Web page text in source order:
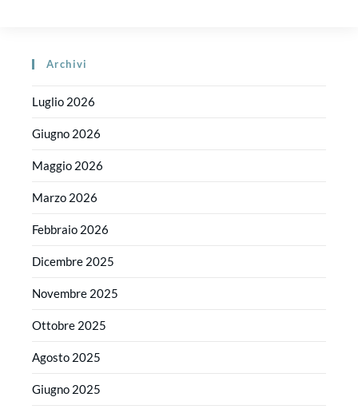
Archivi
Luglio 2026
Giugno 2026
Maggio 2026
Marzo 2026
Febbraio 2026
Dicembre 2025
Novembre 2025
Ottobre 2025
Agosto 2025
Giugno 2025